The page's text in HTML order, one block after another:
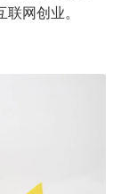
网创业。